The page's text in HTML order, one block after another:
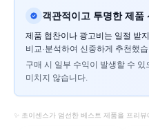
객관적이고 투명한 제품
제품 협찬이나 광고비는 일절 받
비교·분석하여 신중하게 추천했습
구매 시 일부 수익이 발생할 수
미치지 않습니다.
✨ 초이센스가 엄선한 베스트 제품을 프리